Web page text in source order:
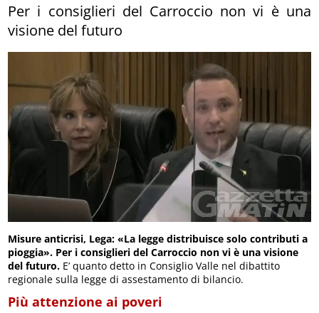
Per i consiglieri del Carroccio non vi è una
visione del futuro
Misure anticrisi, Lega: «La legge distribuisce solo contributi a
pioggia». Per i consiglieri del Carroccio non vi è una visione
del futuro. E’ quanto detto in Consiglio Valle nel dibattito
regionale sulla legge di assestamento di bilancio.
Più attenzione ai poveri